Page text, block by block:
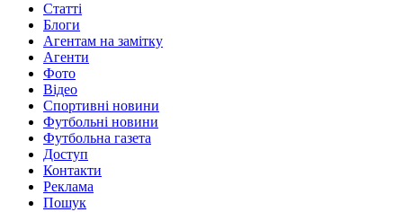
Статті
Блоги
Агентам на замітку
Агенти
Фото
Відео
Спортивні новини
Футбольні новини
Футбольна газета
Доступ
Контакти
Реклама
Пошук